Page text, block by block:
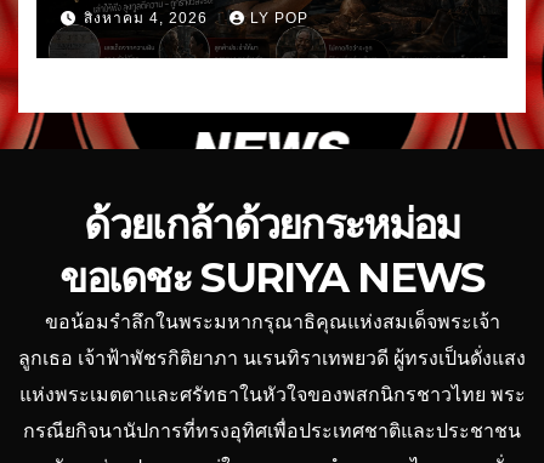
สิงหาคม 4, 2026 LY POP
ด้วยเกล้าด้วยกระหม่อม
ขอเดชะ SURIYA NEWS
ขอน้อมรำลึกในพระมหากรุณาธิคุณแห่งสมเด็จพระเจ้า
ลูกเธอ เจ้าฟ้าพัชรกิติยาภา นเรนทิราเทพยวดี ผู้ทรงเป็นดั่งแสง
แห่งพระเมตตาและศรัทธาในหัวใจของพสกนิกรชาวไทย พระ
กรณียกิจนานัปการที่ทรงอุทิศเพื่อประเทศชาติและประชาชน